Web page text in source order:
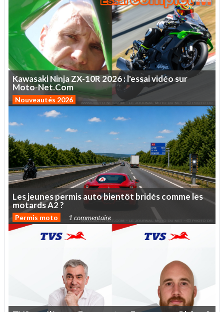
KawasakiNinjaZX-10R2026:l'essaividéosur
Moto-Net.Com
Nouveautés 2026
Lesjeunespermisautobientôt bridéscommeles
motardsA2?
Permis moto 1 commentaire